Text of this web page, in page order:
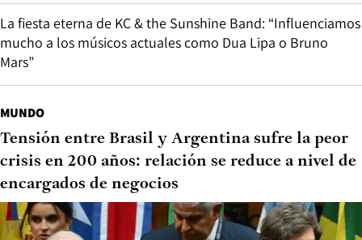
La fiesta eterna de KC & the Sunshine Band: “Influenciamos
mucho a los músicos actuales como Dua Lipa o Bruno
Mars”
MUNDO
Tensión entre Brasil y Argentina sufre la peor
crisis en 200 años: relación se reduce a nivel de
encargados de negocios